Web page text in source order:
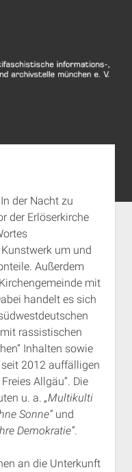
archiv.de
open
dropdown
menu
im Süden
in München
Süden
open
dropdown
menu
Facebook
Key
der Nacht zu
der Erlöserkirche
um und
Außerdem
mit
handelt es sich
rassistischen
Inhalten sowie
2012 auffälligen
Allgäu“. Die
u. a. „Multikulti
Sonne“und
Demokratie“.
an die Unterkunft